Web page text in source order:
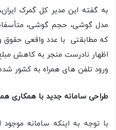
به گفته این مدیر کل گمرک
مدل گوشی، حجم گوشی،
که مطابقتی با عدد واقعی حقوق
اظهار نادرست منجر به کاهش
ورود تلفن های همراه به کشور
طراحی سامانه جدید با همکاری
با توجه به اینکه سامانه